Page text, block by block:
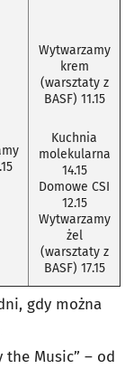
Wytwarzamy
krem
(warsztaty z
BASF) 11.15
Kuchnia
molekularna
14.15
Domowe CSI
12.15
Wytwarzamy
żel
(warsztaty z
BASF) 17.15
gdy można
the Music” – od